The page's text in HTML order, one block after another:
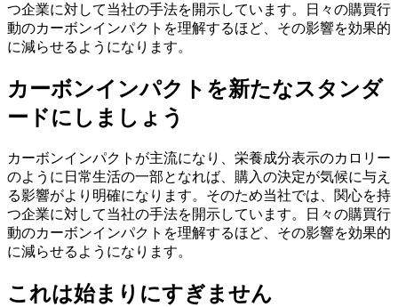
つ企業に対して当社の手法を開示しています。日々の購買行
動のカーボンインパクトを理解するほど、その影響を効果的
に減らせるようになります。
カーボンインパクトを新たなスタンダ
ードにしましょう
カーボンインパクトが主流になり、栄養成分表示のカロリー
のように日常生活の一部となれば、購入の決定が気候に与え
る影響がより明確になります。そのため当社では、関心を持
つ企業に対して当社の手法を開示しています。日々の購買行
動のカーボンインパクトを理解するほど、その影響を効果的
に減らせるようになります。
これは始まりにすぎません